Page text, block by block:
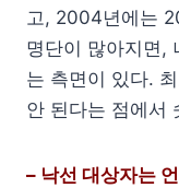
고, 2004년에는
명단이 많아지면,
는 측면이 있다.
안 된다는 점에서
– 낙선 대상자는